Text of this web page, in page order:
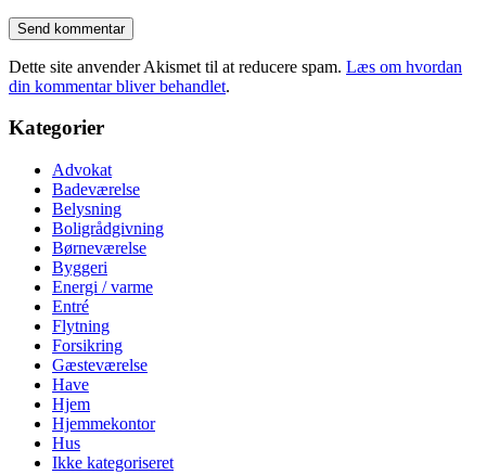
Dette site anvender Akismet til at reducere spam. Læs om hvordan
din kommentar bliver behandlet.
Kategorier
Advokat
Badeværelse
Belysning
Boligrådgivning
Børneværelse
Byggeri
Energi / varme
Entré
Flytning
Forsikring
Gæsteværelse
Have
Hjem
Hjemmekontor
Hus
Ikke kategoriseret